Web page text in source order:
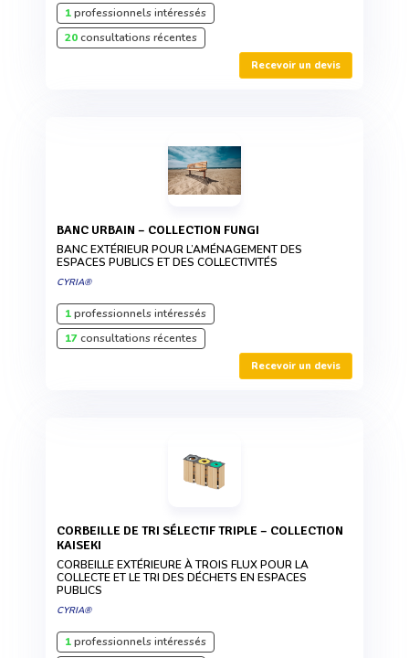
1professionnels intéressés
20consultations récentes
Recevoir un devis
BANC URBAIN – COLLECTION FUNGI
BANC EXTÉRIEUR POUR L’AMÉNAGEMENT DES
ESPACES PUBLICS ET DES COLLECTIVITÉS
CYRIA®
1professionnels intéressés
17consultations récentes
Recevoir un devis
CORBEILLE DE TRI SÉLECTIF TRIPLE – COLLECTION
KAISEKI
CORBEILLE EXTÉRIEURE À TROIS FLUX POUR LA
COLLECTE ET LE TRI DES DÉCHETS EN ESPACES
PUBLICS
CYRIA®
1professionnels intéressés